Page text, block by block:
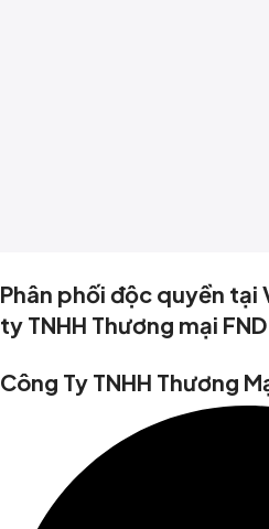
Phân phối độc quyền
ty TNHH Thương mại FND
Công Ty TNHH Thương